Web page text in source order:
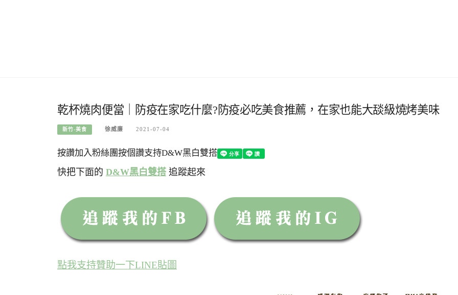
乾杯燒肉便當｜防疫在家吃什麼?防疫必吃美食推薦，在家也能大舕級燒烤美味
新竹-美食 徐威廉 2021-07-04
按讚加入粉絲團按個讚支持D&W黑白雙搭
快把下面的 D&W黑白雙搭 追蹤起來
點我支持贊助一下LINE貼圖